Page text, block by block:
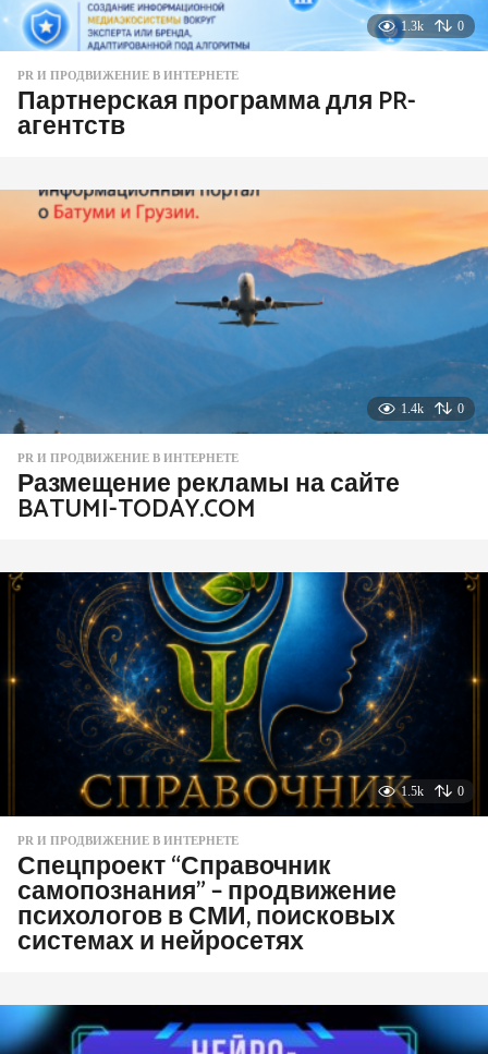
1.3k 0
PR И ПРОДВИЖЕНИЕ В ИНТЕРНЕТЕ
Партнерская программа для PR-
агентств
1.4k 0
PR И ПРОДВИЖЕНИЕ В ИНТЕРНЕТЕ
Размещение рекламы на сайте
BATUMI-TODAY.COM
1.5k 0
PR И ПРОДВИЖЕНИЕ В ИНТЕРНЕТЕ
Спецпроект “Справочник
самопознания” – продвижение
психологов в СМИ, поисковых
системах и нейросетях